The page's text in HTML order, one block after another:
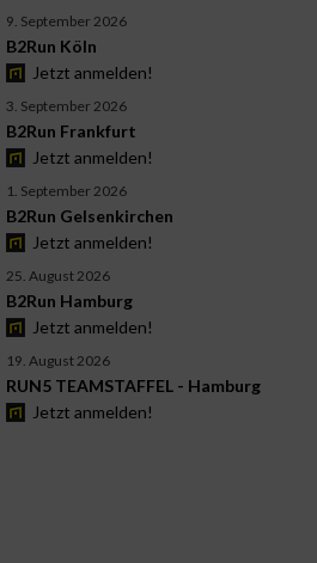
9. September 2026
B2Run Köln
Jetzt anmelden!
3. September 2026
B2Run Frankfurt
Jetzt anmelden!
1. September 2026
B2Run Gelsenkirchen
Jetzt anmelden!
25. August 2026
B2Run Hamburg
Jetzt anmelden!
19. August 2026
RUN5 TEAMSTAFFEL - Hamburg
Jetzt anmelden!